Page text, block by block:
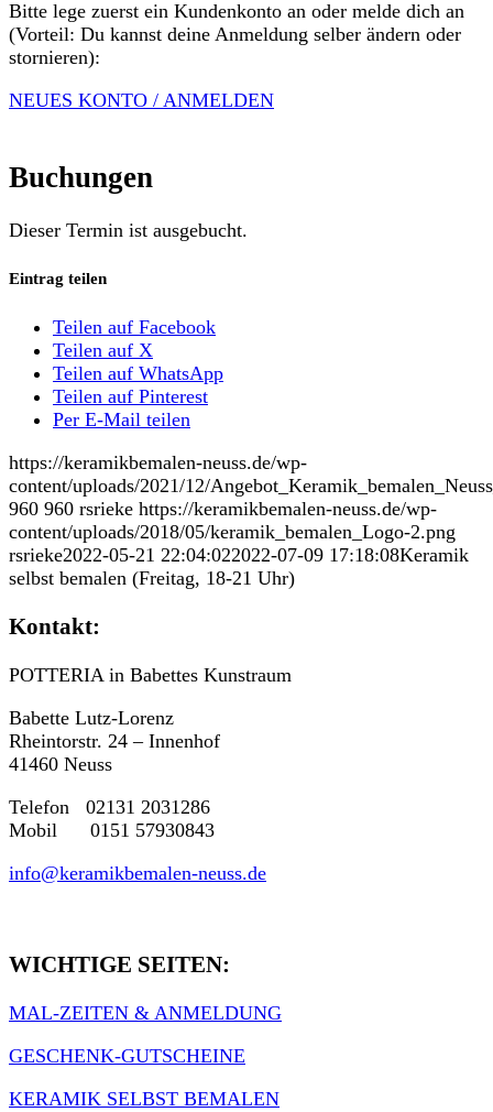
Bitte lege zuerst ein Kundenkonto an oder melde dich an
(Vorteil: Du kannst deine Anmeldung selber ändern oder
stornieren):
NEUES KONTO / ANMELDEN
Buchungen
Dieser Termin ist ausgebucht.
Eintrag teilen
Teilen auf Facebook
Teilen auf X
Teilen auf WhatsApp
Teilen auf Pinterest
Per E-Mail teilen
https://keramikbemalen-neuss.de/wp-
content/uploads/2021/12/
960 960 rsrieke https://keramikbemalen-neuss.de/wp-
content/uploads/2018/05/keramik_bemalen_Logo-2.png
rsrieke2022-05-21 22:04:022022-07-09 17:18:08Keramik
selbst bemalen (Freitag, 18-21 Uhr)
Kontakt:
POTTERIA in Babettes Kunstraum
Babette Lutz-Lorenz
Rheintorstr. 24 – Innenhof
41460 Neuss
Telefon 02131 2031286
Mobil 0151 57930843
info@keramikbemalen-neuss.de
WICHTIGE SEITEN:
MAL-ZEITEN & ANMELDUNG
GESCHENK-GUTSCHEINE
KERAMIK SELBST BEMALEN